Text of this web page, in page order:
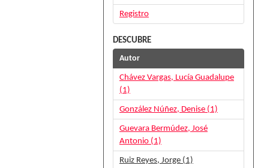
Registro
DESCUBRE
Autor
Chávez Vargas, Lucía Guadalupe
(1)
González Núñez, Denise (1)
Guevara Bermúdez, José
Antonio (1)
Ruiz Reyes, Jorge (1)